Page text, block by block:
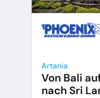
Artania
Von Bali
nach Sri